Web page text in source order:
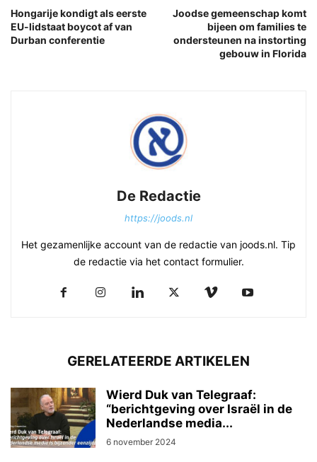
Hongarije kondigt als eerste
EU-lidstaat boycot af van
Durban conferentie
Joodse gemeenschap komt
bijeen om families te
ondersteunen na instorting
gebouw in Florida
De Redactie
https://joods.nl
Het gezamenlijke account van de redactie van joods.nl. Tip
de redactie via het contact formulier.
GERELATEERDE ARTIKELEN
Wierd Duk van Telegraaf:
“berichtgeving over Israël in de
Nederlandse media...
6 november 2024